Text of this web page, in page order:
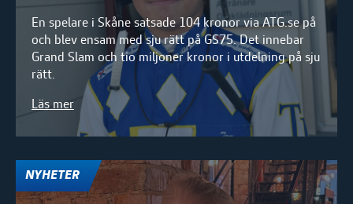
En spelare i Skåne satsade 104 kronor via ATG.se på
och blev ensam med sju rätt på GS75. Det innebar
Grand Slam och tio miljoner kronor i utdelning på sju
rätt.
Läs mer
NYHETER